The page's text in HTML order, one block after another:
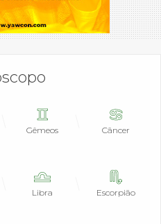
Gêmeos Câncer
Libra Escorpião